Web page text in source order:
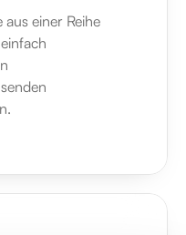
einer Reihe